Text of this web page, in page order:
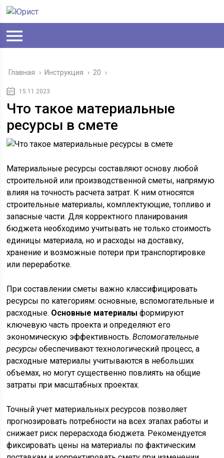
Главная › Инструкция › 20 ›
15.11.2023
Что такое материальные
ресурсы в смете
Материальные ресурсы составляют основу любой
строительной или производственной сметы, напрямую
влияя на точность расчета затрат. К ним относятся
строительные материалы, комплектующие, топливо и
запасные части. Для корректного планирования
бюджета необходимо учитывать не только стоимость
единицы материала, но и расходы на доставку,
хранение и возможные потери при транспортировке
или переработке.
При составлении сметы важно классифицировать
ресурсы по категориям: основные, вспомогательные и
расходные. Основные материалы формируют
ключевую часть проекта и определяют его
экономическую эффективность.Вспомогательные
ресурсы обеспечивают технологический процесс, а
расходные материалы учитываются в небольших
объемах, но могут существенно повлиять на общие
затраты при масштабных проектах.
Точный учет материальных ресурсов позволяет
прогнозировать потребности на всех этапах работы и
снижает риск перерасхода бюджета. Рекомендуется
фиксировать цены на материалы по фактическим